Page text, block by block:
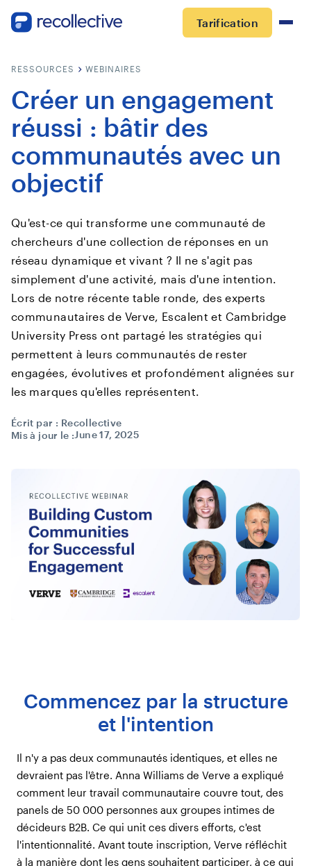
Tarification
RESSOURCES WEBINAIRES
Créer un engagement
réussi : bâtir des
communautés avec un
objectif
Qu'est-ce qui transforme une communauté de
chercheurs d'une collection de réponses en un
réseau dynamique et vivant ? Il ne s'agit pas
simplement d'une activité, mais d'une intention.
Lors de notre récente table ronde, des experts
communautaires de Verve, Escalent et Cambridge
University Press ont partagé les stratégies qui
permettent à leurs communautés de rester
engagées, évolutives et profondément alignées sur
les marques qu'elles représentent.
Écrit par : Recollective
Mis à jour le :June 17, 2025
Commencez par la structure
et l'intention
Il n'y a pas deux communautés identiques, et elles ne
devraient pas l'être. Anna Williams de Verve a expliqué
comment leur travail communautaire couvre tout, des
panels de 50 000 personnes aux groupes intimes de
décideurs B2B. Ce qui unit ces divers efforts, c'est
l'intentionnalité. Avant toute inscription, Verve réfléchit
à la manière dont les gens souhaitent participer, à ce qui